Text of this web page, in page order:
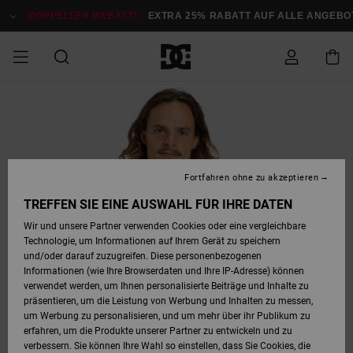
Produktinformation
DOPPELTER RABATT*: EXTRA 25% RABATT AUF ALLE ANGEBOTE
SALE MÄNNER
Accessoires
SALE SNOW
T-Shirts
Jacken &
SALE FRAUEN
SALE KINDER Sale
Sale Snow
Jacken &
Hoodies &
ESSENTIALS
Lynx
Pure
Net
Alle ansehen
HIGHLIGHTS
DC Command
Manteca
Construct
Ascend
SCHUHE Sneakers
Sandalen
Winterschuhe
Snowboard
BEKLEIDUNG
T-shirts
Hemden
Jeans
Jacken &
ACCESSOIRES
Taschen &
ESSENTIALS
Alle ansehen
HIGHLIGHTS
DC Command
Manteca
Best Sellers
SCHUHE Skate
Sandalen
Snowboard
Unisex
KLEIDUNG
Alle ansehen
KINDER
ESSENTIALS
Stag
SCHUHE
Babyschuhe
Sneakers
Alle ansehen
BEKLEIDUNG
Sweatshirts &
Hemden
ACCESSOIRES
Taschen
Alle ansehen
SKATE
SKATE SHOP
COMMUNITY
SNOW SHOP FÜR
MÄNNER
Snowboard
Winterschuhe
Polarfleece &
Softshells
FRAUEN
Alle ansehen
SNOW SHOP FÜR
KINDER
Mützen
Alle ansehen
Auf meine
Bestellung
zugreifen
Versand
Retouren
Bezahlung
Geschenkkarte
TREFFEN SIE EINE AUSWAHL FÜR IHRE DATEN
Wir und unsere Partner verwenden Cookies oder eine vergleichbare
Technologie, um Informationen auf Ihrem Gerät zu speichern
und/oder darauf zuzugreifen. Diese personenbezogenen
Informationen (wie Ihre Browserdaten und Ihre IP-Adresse) können
verwendet werden, um Ihnen personalisierte Beiträge und Inhalte zu
präsentieren, um die Leistung von Werbung und Inhalten zu messen,
um Werbung zu personalisieren, und um mehr über ihr Publikum zu
erfahren, um die Produkte unserer Partner zu entwickeln und zu
verbessern. Sie können Ihre Wahl so einstellen, dass Sie Cookies, die
Fortfahren ohne zu akzeptieren